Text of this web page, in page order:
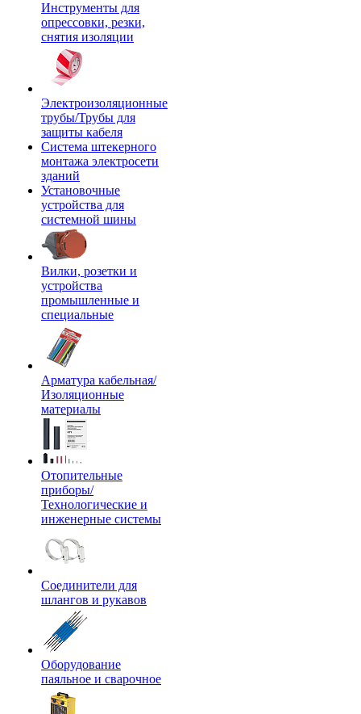
Инструменты для
опрессовки, резки,
снятия изоляции
Электроизоляционные
трубы/Трубы для
защиты кабеля
Система штекерного
монтажа электросети
зданий
Установочные
устройства для
системной шины
Вилки, розетки и
устройства
промышленные и
специальные
Арматура кабельная/
Изоляционные
материалы
Отопительные
приборы/
Технологические и
инженерные системы
Соединители для
шлангов и рукавов
Оборудование
паяльное и сварочное